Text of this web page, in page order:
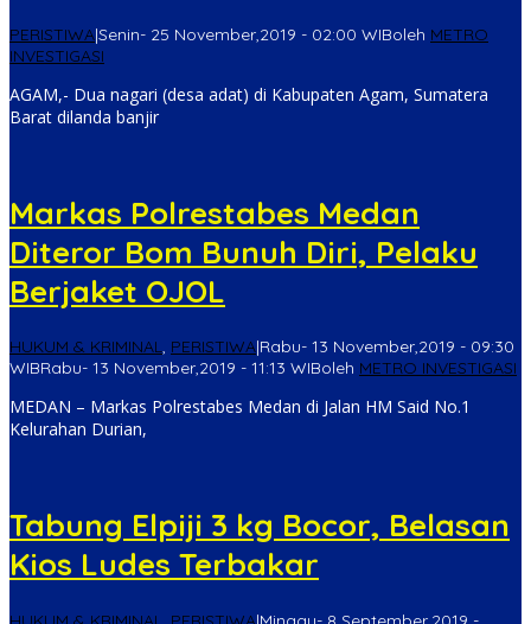
PERISTIWA|Senin- 25 November,2019 - 02:00 WIBoleh METRO
INVESTIGASI
AGAM,- Dua nagari (desa adat) di Kabupaten Agam, Sumatera
Barat dilanda banjir
Markas Polrestabes Medan
Diteror Bom Bunuh Diri, Pelaku
Berjaket OJOL
HUKUM & KRIMINAL, PERISTIWA|Rabu- 13 November,2019 - 09:30
WIBRabu- 13 November,2019 - 11:13 WIBoleh METRO INVESTIGASI
MEDAN – Markas Polrestabes Medan di Jalan HM Said No.1
Kelurahan Durian,
Tabung Elpiji 3 kg Bocor, Belasan
Kios Ludes Terbakar